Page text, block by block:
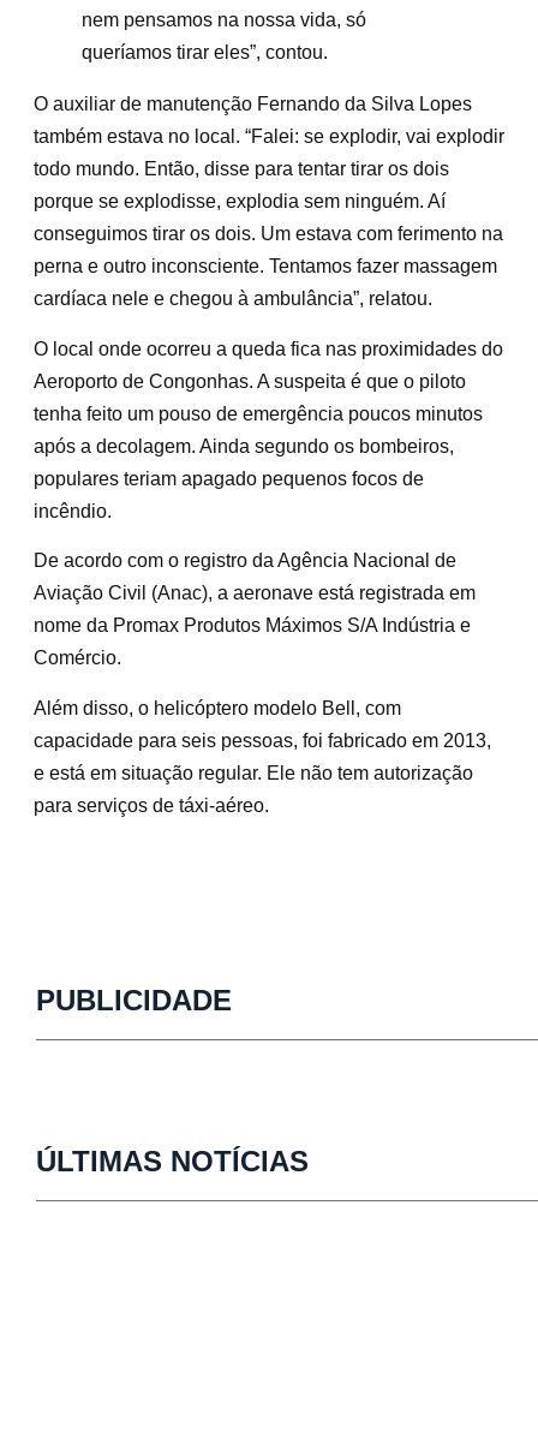
nem pensamos na nossa vida, só
queríamos tirar eles”, contou.
O auxiliar de manutenção Fernando da Silva Lopes
também estava no local. “Falei: se explodir, vai explodir
todo mundo. Então, disse para tentar tirar os dois
porque se explodisse, explodia sem ninguém. Aí
conseguimos tirar os dois. Um estava com ferimento na
perna e outro inconsciente. Tentamos fazer massagem
cardíaca nele e chegou à ambulância”, relatou.
O local onde ocorreu a queda fica nas proximidades do
Aeroporto de Congonhas. A suspeita é que o piloto
tenha feito um pouso de emergência poucos minutos
após a decolagem. Ainda segundo os bombeiros,
populares teriam apagado pequenos focos de
incêndio.
De acordo com o registro da Agência Nacional de
Aviação Civil (Anac), a aeronave está registrada em
nome da Promax Produtos Máximos S/A Indústria e
Comércio.
Além disso, o helicóptero modelo Bell, com
capacidade para seis pessoas, foi fabricado em 2013,
e está em situação regular. Ele não tem autorização
para serviços de táxi-aéreo.
PUBLICIDADE
ÚLTIMAS NOTÍCIAS